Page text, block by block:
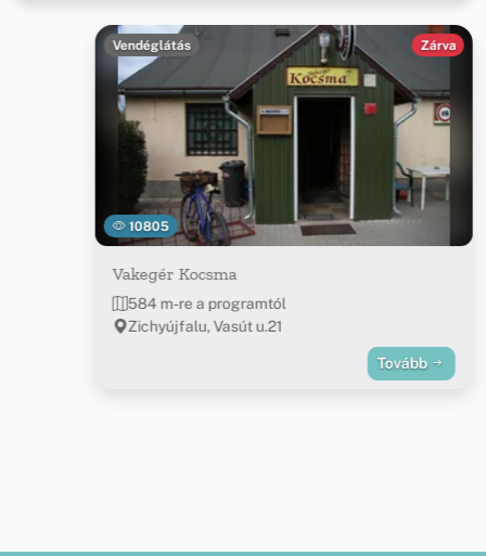
10805
Vendéglátás Zárva
Vakegér Kocsma
584 m-re a programtól
Zichyújfalu, Vasút u.21
Tovább